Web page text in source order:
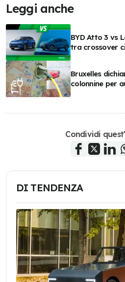
Leggi anche
BYD Atto 3 vs
tra crossover
Bruxelles
colonnine per
Condividi
DI TENDENZA